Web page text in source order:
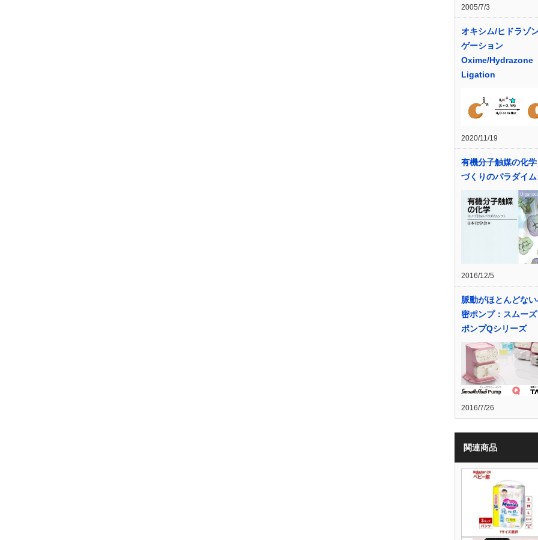
2005/7/3
オキシム/ヒドラゾ
ゲーション
Oxime/Hydrazone
Ligation
2020/11/19
有機分子触媒の化
づくりのパラダイ
2016/12/5
脈動がほとんどな
密ポンプ：スムー
ポンプQシリーズ
2016/7/26
関連商品